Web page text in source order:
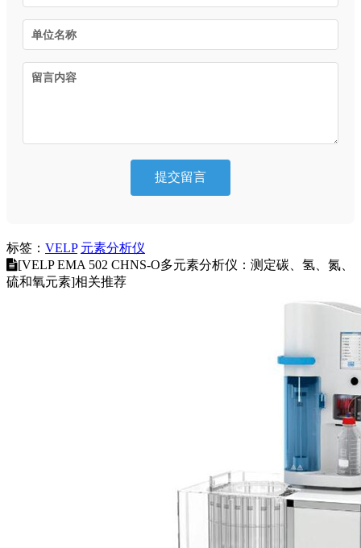
提交留言
标签： VELP 元素分析仪
[VELP EMA 502 CHNS-O多元素分析仪：测定碳、氢、氮、
硫和氧元素]相关推荐